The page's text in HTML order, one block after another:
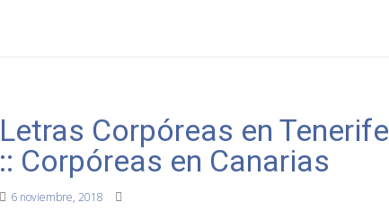
Letras Corpóreas en Tenerife
:: Corpóreas en Canarias
6 noviembre, 2018